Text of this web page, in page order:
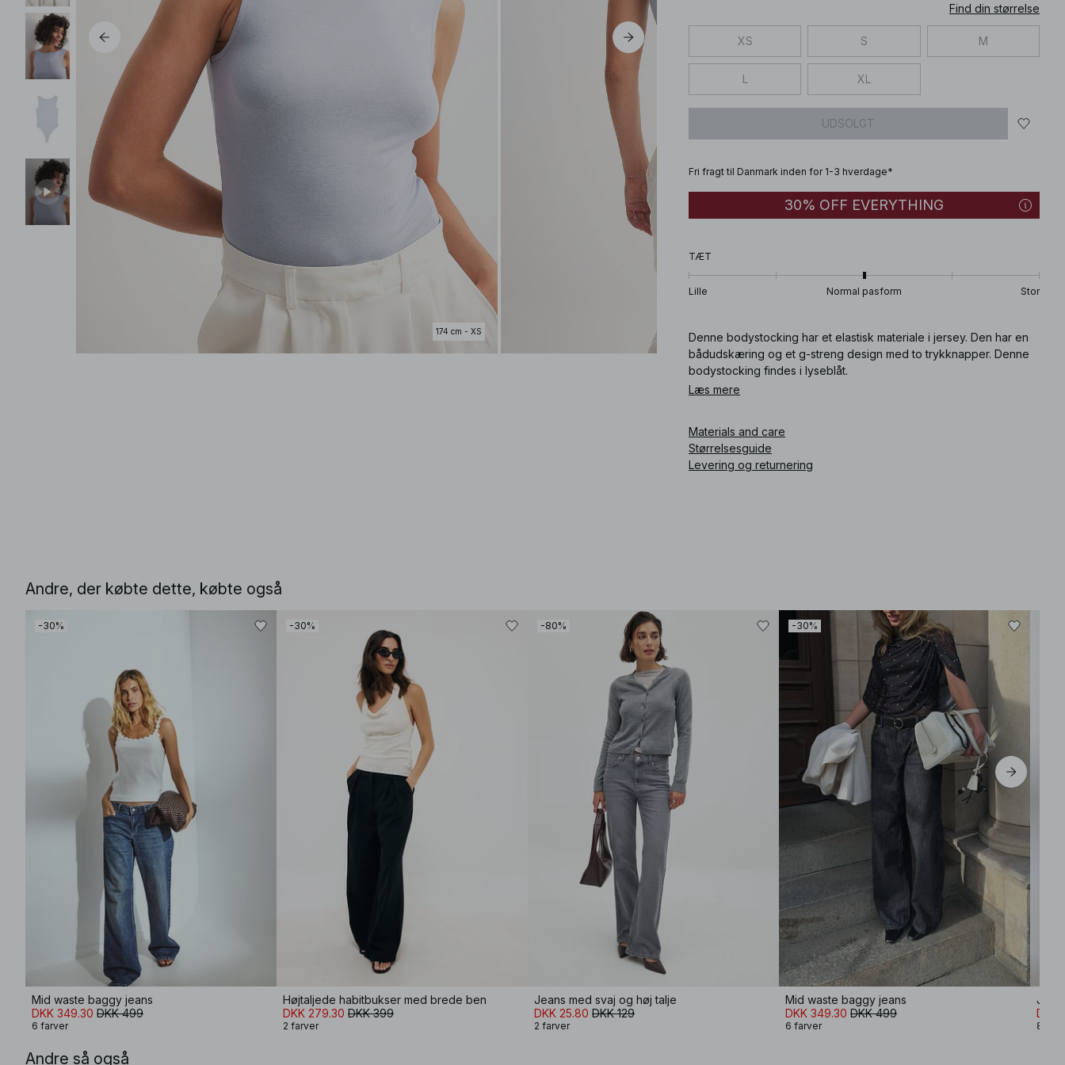
174 cm - XS
Find din størrelse
XS S M
L XL
UDSOLGT
Fri fragt til Danmark inden for 1-3 hverdage*
30% OFF EVERYTHING
TÆT
Lille Normal pasform Stor
Denne bodystocking har et elastisk materiale i jersey. Den har en
bådudskæring og et g-streng design med to trykknapper. Denne
bodystocking findes i lyseblåt.
Læs mere
Materials and care
Størrelsesguide
Levering og returnering
Andre, der købte dette, købte også
-30%
Mid waste baggy jeans
DKK 349.30 DKK 499
6 farver
-30%
Højtaljede habitbukser med brede ben
DKK 279.30 DKK 399
2 farver
-80%
Jeans med svaj og høj talje
DKK 25.80 DKK 129
2 farver
-30%
Mid waste baggy jeans
DKK 349.30 DKK 499
6 farver
DKK
8
Andre så også